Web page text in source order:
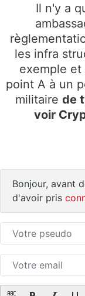
Il n'y a
les infra
exemple et
point A à un
militaire de
voir
Bonjour, avant
d'avoir pris